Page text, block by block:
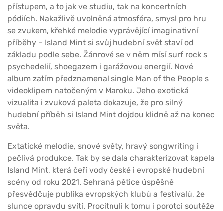
přístupem, a to jak ve studiu, tak na koncertních
pódiích. Nakažlivě uvolněná atmosféra, smysl pro hru
se zvukem, křehké melodie vyprávějící imaginativní
příběhy – Island Mint si svůj hudební svět staví od
základu podle sebe. Žánrově se v něm mísí surf rock s
psychedelií, shoegazem i garážovou energií. Nové
album zatím předznamenal single Man of the People s
videoklipem natočeným v Maroku. Jeho exotická
vizualita i zvuková paleta dokazuje, že pro silný
hudební příběh si Island Mint dojdou klidně až na konec
světa.
Extatické melodie, snové světy, hravý songwriting i
pečlivá produkce. Tak by se dala charakterizovat kapela
Island Mint, která čeří vody české i evropské hudební
scény od roku 2021. Sehraná pětice úspěšně
přesvědčuje publika evropských klubů a festivalů, že
slunce opravdu svítí. Procitnuli k tomu i porotci soutěže